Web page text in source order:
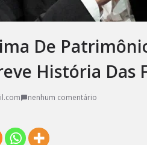
De
História Das
nenhum comentário